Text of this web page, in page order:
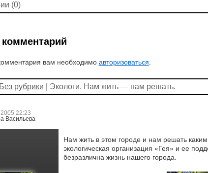
(0)
вам необходимо авторизоваться
Без рубрики | Экологи. Нам жить — нам решать.
22:23
Васильева
Нам жить в этом городе и нам решать
экологическая организация «Гея» и ее
безразлична жизнь нашего города.